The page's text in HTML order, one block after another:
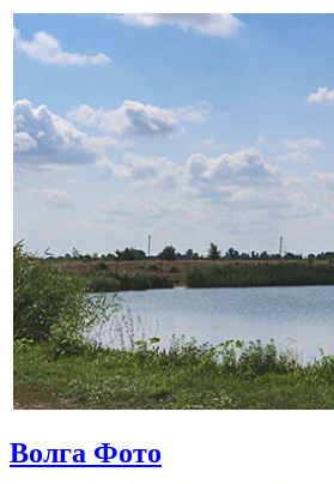
Волга Фото